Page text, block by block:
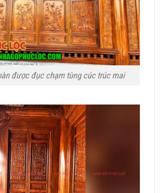
được đục chạm tùng cúc trúc mai